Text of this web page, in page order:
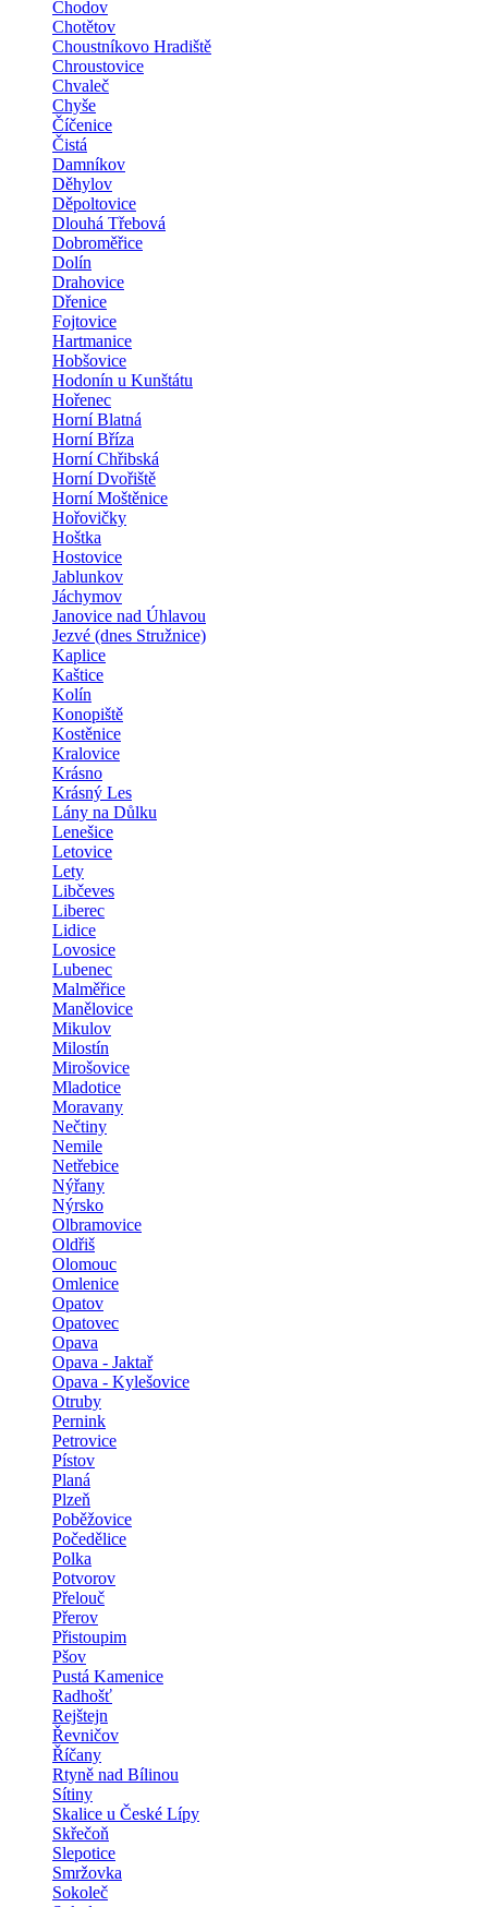
Chodov
Chotětov
Choustníkovo Hradiště
Chroustovice
Chvaleč
Chyše
Číčenice
Čistá
Damníkov
Děhylov
Děpoltovice
Dlouhá Třebová
Dobroměřice
Dolín
Drahovice
Dřenice
Fojtovice
Hartmanice
Hobšovice
Hodonín u Kunštátu
Hořenec
Horní Blatná
Horní Bříza
Horní Chřibská
Horní Dvořiště
Horní Moštěnice
Hořovičky
Hoštka
Hostovice
Jablunkov
Jáchymov
Janovice nad Úhlavou
Jezvé (dnes Stružnice)
Kaplice
Kaštice
Kolín
Konopiště
Kostěnice
Kralovice
Krásno
Krásný Les
Lány na Důlku
Lenešice
Letovice
Lety
Libčeves
Liberec
Lidice
Lovosice
Lubenec
Malměřice
Manělovice
Mikulov
Milostín
Mirošovice
Mladotice
Moravany
Nečtiny
Nemile
Netřebice
Nýřany
Nýrsko
Olbramovice
Oldřiš
Olomouc
Omlenice
Opatov
Opatovec
Opava
Opava - Jaktař
Opava - Kylešovice
Otruby
Pernink
Petrovice
Pístov
Planá
Plzeň
Poběžovice
Počedělice
Polka
Potvorov
Přelouč
Přerov
Přistoupim
Pšov
Pustá Kamenice
Radhošť
Rejštejn
Řevničov
Říčany
Rtyně nad Bílinou
Sítiny
Skalice u České Lípy
Skřečoň
Slepotice
Smržovka
Sokoleč